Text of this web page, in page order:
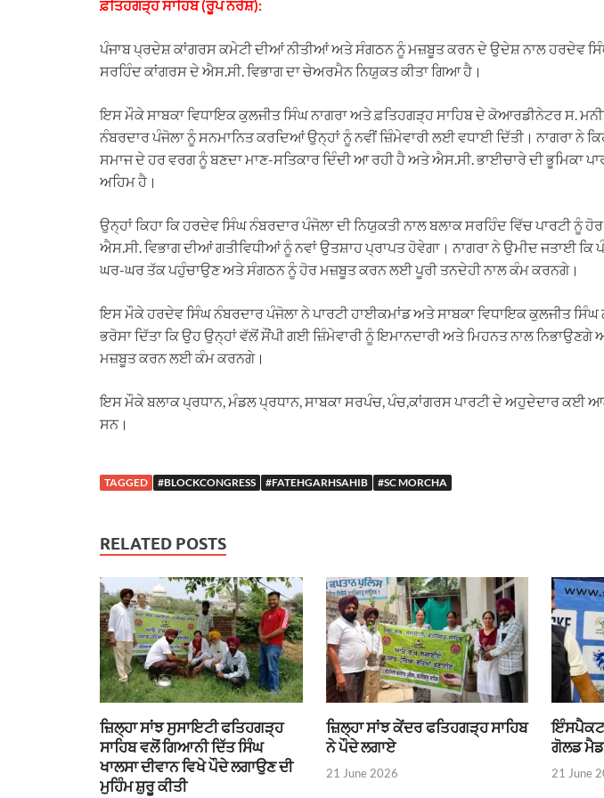
ਫ਼ਤਿਹਗੜ੍ਹ ਸਾਹਿਬ (ਰੂਪ ਨਰੇਸ਼):
ਪੰਜਾਬ ਪ੍ਰਦੇਸ਼ ਕਾਂਗਰਸ ਕਮੇਟੀ ਦੀਆਂ ਨੀਤੀਆਂ ਅਤੇ ਸੰਗਠਨ ਨੂੰ ਮਜ਼ਬੂਤ ਕਰਨ ਦੇ ਉਦੇਸ਼ ਨਾਲ ਹਰਦੇਵ
ਸਰਹਿੰਦ ਕਾਂਗਰਸ ਦੇ ਐਸ.ਸੀ. ਵਿਭਾਗ ਦਾ ਚੇਅਰਮੈਨ ਨਿਯੁਕਤ ਕੀਤਾ ਗਿਆ ਹੈ।
ਇਸ ਮੌਕੇ ਸਾਬਕਾ ਵਿਧਾਇਕ ਕੁਲਜੀਤ ਸਿੰਘ ਨਾਗਰਾ ਅਤੇ ਫ਼ਤਿਹਗੜ੍ਹ ਸਾਹਿਬ ਦੇ ਕੋਆਰਡੀਨੇਟਰ ਸ.
ਨੰਬਰਦਾਰ ਪੰਜੋਲਾ ਨੂੰ ਸਨਮਾਨਿਤ ਕਰਦਿਆਂ ਉਨ੍ਹਾਂ ਨੂੰ ਨਵੀਂ ਜ਼ਿੰਮੇਵਾਰੀ ਲਈ ਵਧਾਈ ਦਿੱਤੀ। ਨਾਗਰਾ ਨੇ
ਸਮਾਜ ਦੇ ਹਰ ਵਰਗ ਨੂੰ ਬਣਦਾ ਮਾਣ-ਸਤਿਕਾਰ ਦਿੰਦੀ ਆ ਰਹੀ ਹੈ ਅਤੇ ਐਸ.ਸੀ. ਭਾਈਚਾਰੇ ਦੀ ਭੂਮਿਕਾ
ਅਹਿਮ ਹੈ।
ਉਨ੍ਹਾਂ ਕਿਹਾ ਕਿ ਹਰਦੇਵ ਸਿੰਘ ਨੰਬਰਦਾਰ ਪੰਜੋਲਾ ਦੀ ਨਿਯੁਕਤੀ ਨਾਲ ਬਲਾਕ ਸਰਹਿੰਦ ਵਿੱਚ ਪਾਰਟੀ ਨੂੰ
ਐਸ.ਸੀ. ਵਿਭਾਗ ਦੀਆਂ ਗਤੀਵਿਧੀਆਂ ਨੂੰ ਨਵਾਂ ਉਤਸ਼ਾਹ ਪ੍ਰਾਪਤ ਹੋਵੇਗਾ। ਨਾਗਰਾ ਨੇ ਉਮੀਦ ਜਤਾਈ ਕਿ
ਘਰ-ਘਰ ਤੱਕ ਪਹੁੰਚਾਉਣ ਅਤੇ ਸੰਗਠਨ ਨੂੰ ਹੋਰ ਮਜ਼ਬੂਤ ਕਰਨ ਲਈ ਪੂਰੀ ਤਨਦੇਹੀ ਨਾਲ ਕੰਮ ਕਰਨਗੇ।
ਇਸ ਮੌਕੇ ਹਰਦੇਵ ਸਿੰਘ ਨੰਬਰਦਾਰ ਪੰਜੋਲਾ ਨੇ ਪਾਰਟੀ ਹਾਈਕਮਾਂਡ ਅਤੇ ਸਾਬਕਾ ਵਿਧਾਇਕ ਕੁਲਜੀਤ ਸਿੰਘ
ਭਰੋਸਾ ਦਿੱਤਾ ਕਿ ਉਹ ਉਨ੍ਹਾਂ ਵੱਲੋਂ ਸੌਂਪੀ ਗਈ ਜ਼ਿੰਮੇਵਾਰੀ ਨੂੰ ਇਮਾਨਦਾਰੀ ਅਤੇ ਮਿਹਨਤ ਨਾਲ ਨਿਭਾਉਣਗੇ
ਮਜ਼ਬੂਤ ਕਰਨ ਲਈ ਕੰਮ ਕਰਨਗੇ।
ਇਸ ਮੌਕੇ ਬਲਾਕ ਪ੍ਰਧਾਨ, ਮੰਡਲ ਪ੍ਰਧਾਨ, ਸਾਬਕਾ ਸਰਪੰਚ, ਪੰਚ,ਕਾਂਗਰਸ ਪਾਰਟੀ ਦੇ ਅਹੁਦੇਦਾਰ ਕਈ
ਸਨ।
TAGGED #BLOCKCONGRESS #FATEHGARHSAHIB #SC MORCHA
RELATED POSTS
ਜ਼ਿਲ੍ਹਾ ਸਾਂਝ ਸੁਸਾਇਟੀ ਫਤਿਹਗੜ੍ਹ
ਸਾਹਿਬ ਵਲੋਂ ਗਿਆਨੀ ਦਿੱਤ ਸਿੰਘ
ਖਾਲਸਾ ਦੀਵਾਨ ਵਿਖੇ ਪੌਦੇ ਲਗਾਉਣ ਦੀ
ਮੁਹਿੰਮ ਸ਼ੁਰੂ ਕੀਤੀ
ਜ਼ਿਲ੍ਹਾ ਸਾਂਝ ਕੇਂਦਰ ਫਤਿਹਗੜ੍ਹ ਸਾਹਿਬ
ਨੇ ਪੌਦੇ ਲਗਾਏ
21 June 2026
ਗੋਲਡ
21 June